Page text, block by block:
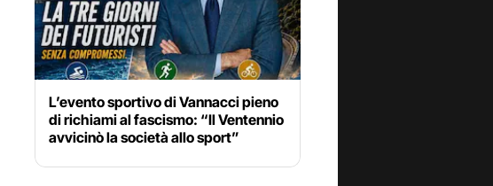
L’evento sportivo di Vannacci pieno
di richiami al fascismo: “Il Ventennio
avvicinò la società allo sport”